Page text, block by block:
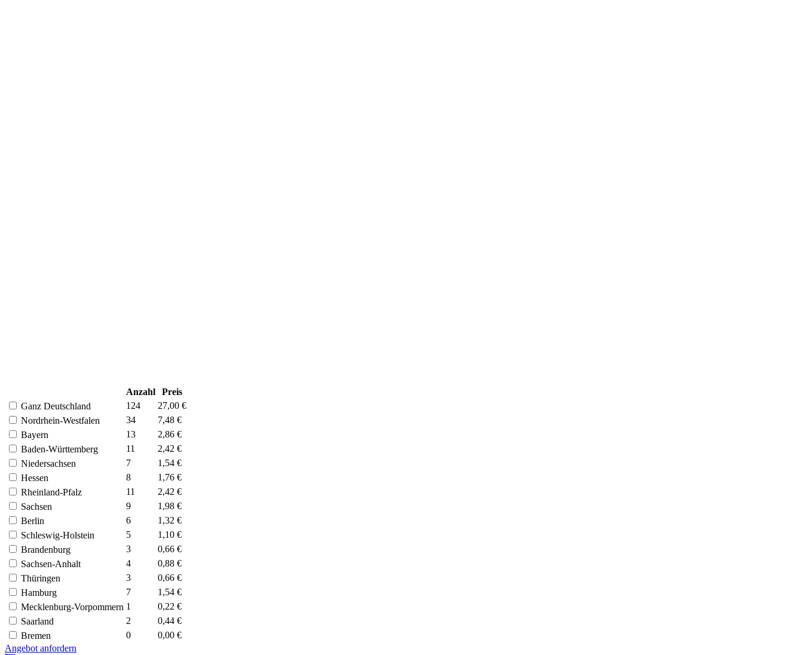
Anzahl
Preis
Ganz Deutschland
124
27,00 €
Nordrhein-Westfalen
34
7,48 €
Bayern
13
2,86 €
Baden-Württemberg
11
2,42 €
Niedersachsen
7
1,54 €
Hessen
8
1,76 €
Rheinland-Pfalz
11
2,42 €
Sachsen
9
1,98 €
Berlin
6
1,32 €
Schleswig-Holstein
5
1,10 €
Brandenburg
3
0,66 €
Sachsen-Anhalt
4
0,88 €
Thüringen
3
0,66 €
Hamburg
7
1,54 €
Mecklenburg-Vorpommern 1
0,22 €
Saarland
2
0,44 €
Bremen
0
0,00 €
Angebot anfordern